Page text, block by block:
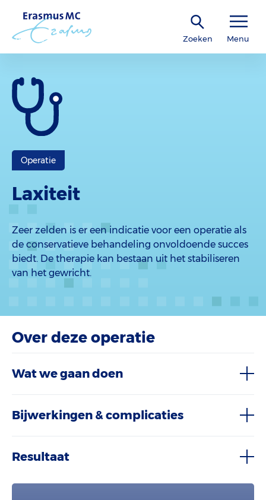
Zoeken Menu
Operatie
Laxiteit
Zeer zelden is er een indicatie voor een operatie als
de conservatieve behandeling onvoldoende succes
biedt. De therapie kan bestaan uit het stabiliseren
van het gewricht.
Over deze operatie
Wat we gaan doen
Bijwerkingen & complicaties
Resultaat